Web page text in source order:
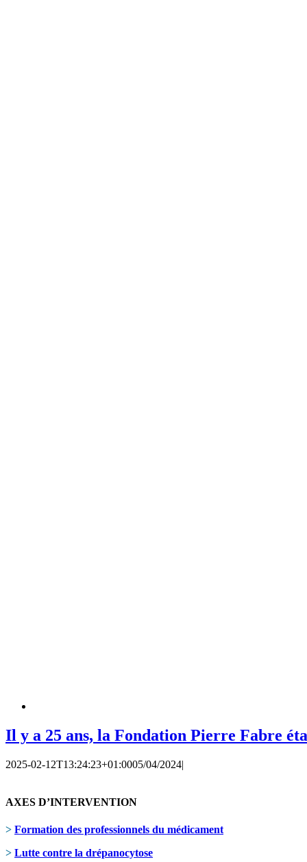
Il y a 25 ans, la Fondation Pierre Fabre
2025-02-12T13:24:23+01:0005/04/2024|
AXES D’INTERVENTION
> Formation des professionnels du médicament
> Lutte contre la drépanocytose